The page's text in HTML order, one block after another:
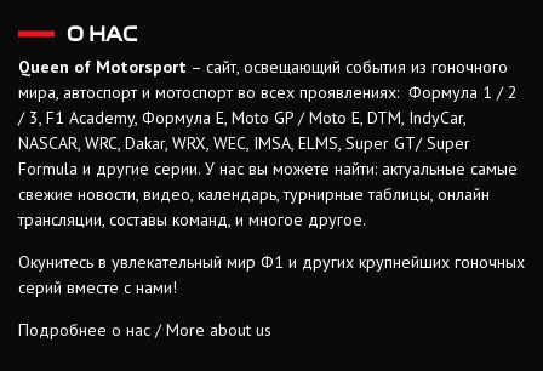
О НАС
Queen of Motorsport – сайт, освещающий события из гоночного
мира, автоспорт и мотоспорт во всех проявлениях: Формула 1 / 2
/ 3, F1 Academy, Формула Е, Moto GP / Moto E, DTM, IndyCar,
NASCAR, WRC, Dakar, WRX, WEC, IMSA, ELMS, Super GT/ Super
Formula и другие серии. У нас вы можете найти: актуальные самые
свежие новости, видео, календарь, турнирные таблицы, онлайн
трансляции, составы команд, и многое другое.
Окунитесь в увлекательный мир Ф1 и других крупнейших гоночных
серий вместе с нами!
Подробнее о нас / More about us